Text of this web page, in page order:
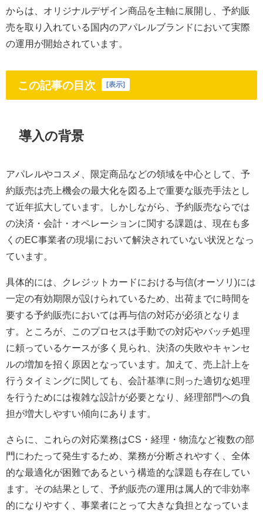
からは、オリジナルデザイン商品を主軸に展開し、予約販
売を取り入れている国内のアパレルブランドにおいて実際
の運用が開始されています。
この記事の目次 [表示]
導入の背景
アパレルやコスメ、限定商品などの領域を中心として、予
約販売は売上機会の最大化を図る上で重要な販売手法とし
て近年拡大しています。しかしながら、予約販売ならでは
の決済・会計・オペレーションに関する課題は、現在も多
くのEC事業者の現場において解決されていない状況となっ
ています。
具体的には、クレジットカードにおける与信(オーソリ)には
一定の有効期限が設けられているため、出荷までに時間を
要する予約販売においては再与信の対応が必須となりま
す。ところが、このプロセスは手動での対応やバッチ処理
に頼っているケースが多く見られ、決済の失敗やキャンセ
ルの増加を招く原因となっています。加えて、売上計上を
行うタイミングに関しても、会計基準に則った適切な処理
を行うためには複雑な設計が必要となり、経理部門への負
担が増大しやすい傾向にあります。
さらに、これらの対応業務はCS・経理・物流など複数の部
門にわたって発生するため、業務が分断されやすく、全体
的な最適化が困難であるという構造的な課題も存在してい
ます。その結果として、予約販売の運用は属人的で非効率
的になりやすく、事業者にとって大きな負担となっていま